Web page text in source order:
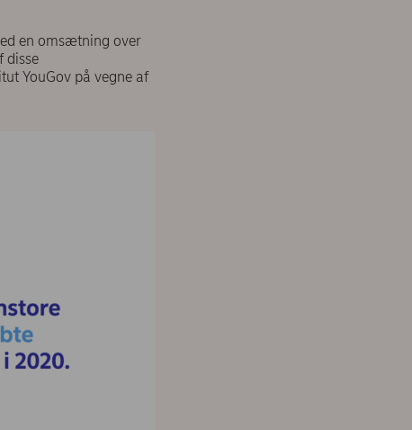
en omsætning over
disse
YouGov på vegne af